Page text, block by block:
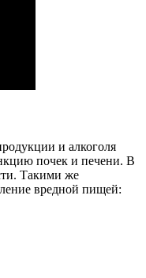
и алкоголя
почек и печени. В
Такими же
вредной пищей: